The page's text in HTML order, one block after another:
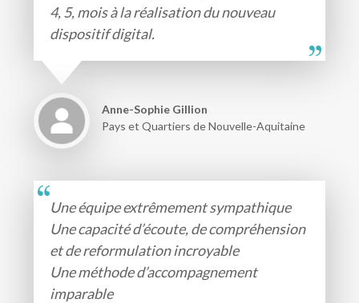
4, 5, mois à la réalisation du nouveau
dispositif digital.
Anne-Sophie Gillion
Pays et Quartiers de Nouvelle-Aquitaine
Une équipe extrêmement sympathique
Une capacité d’écoute, de compréhension
et de reformulation incroyable
Une méthode d’accompagnement
imparable